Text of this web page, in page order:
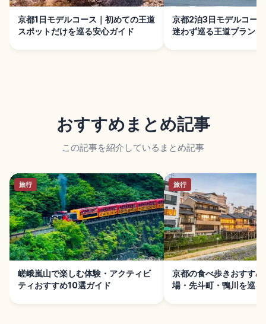
京都1日モデルコース｜初めての王道
スポットだけを巡る安心ガイド
京都2泊3日モデルコー
迷わず巡る王道プラン
おすすめまとめ記事
この記事を紹介しているまとめ記事
旅行
嵯峨嵐山で楽しむ体験・アクティビ
ティおすすめ10選ガイド
旅行
京都の食べ歩きおすす
場・先斗町・鴨川を巡る